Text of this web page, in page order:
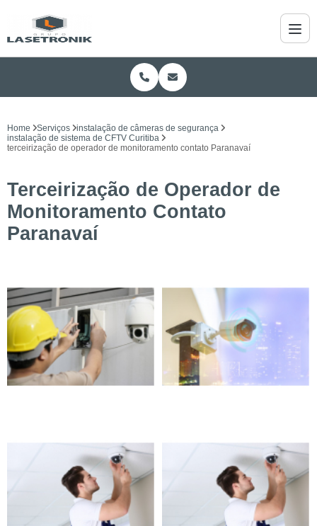
Home Serviços
instalação de câmeras de segurança
instalação de sistema de CFTV Curitiba
terceirização de operador de monitoramento contato Paranavaí
Terceirização de Operador de
Monitoramento Contato
Paranavaí